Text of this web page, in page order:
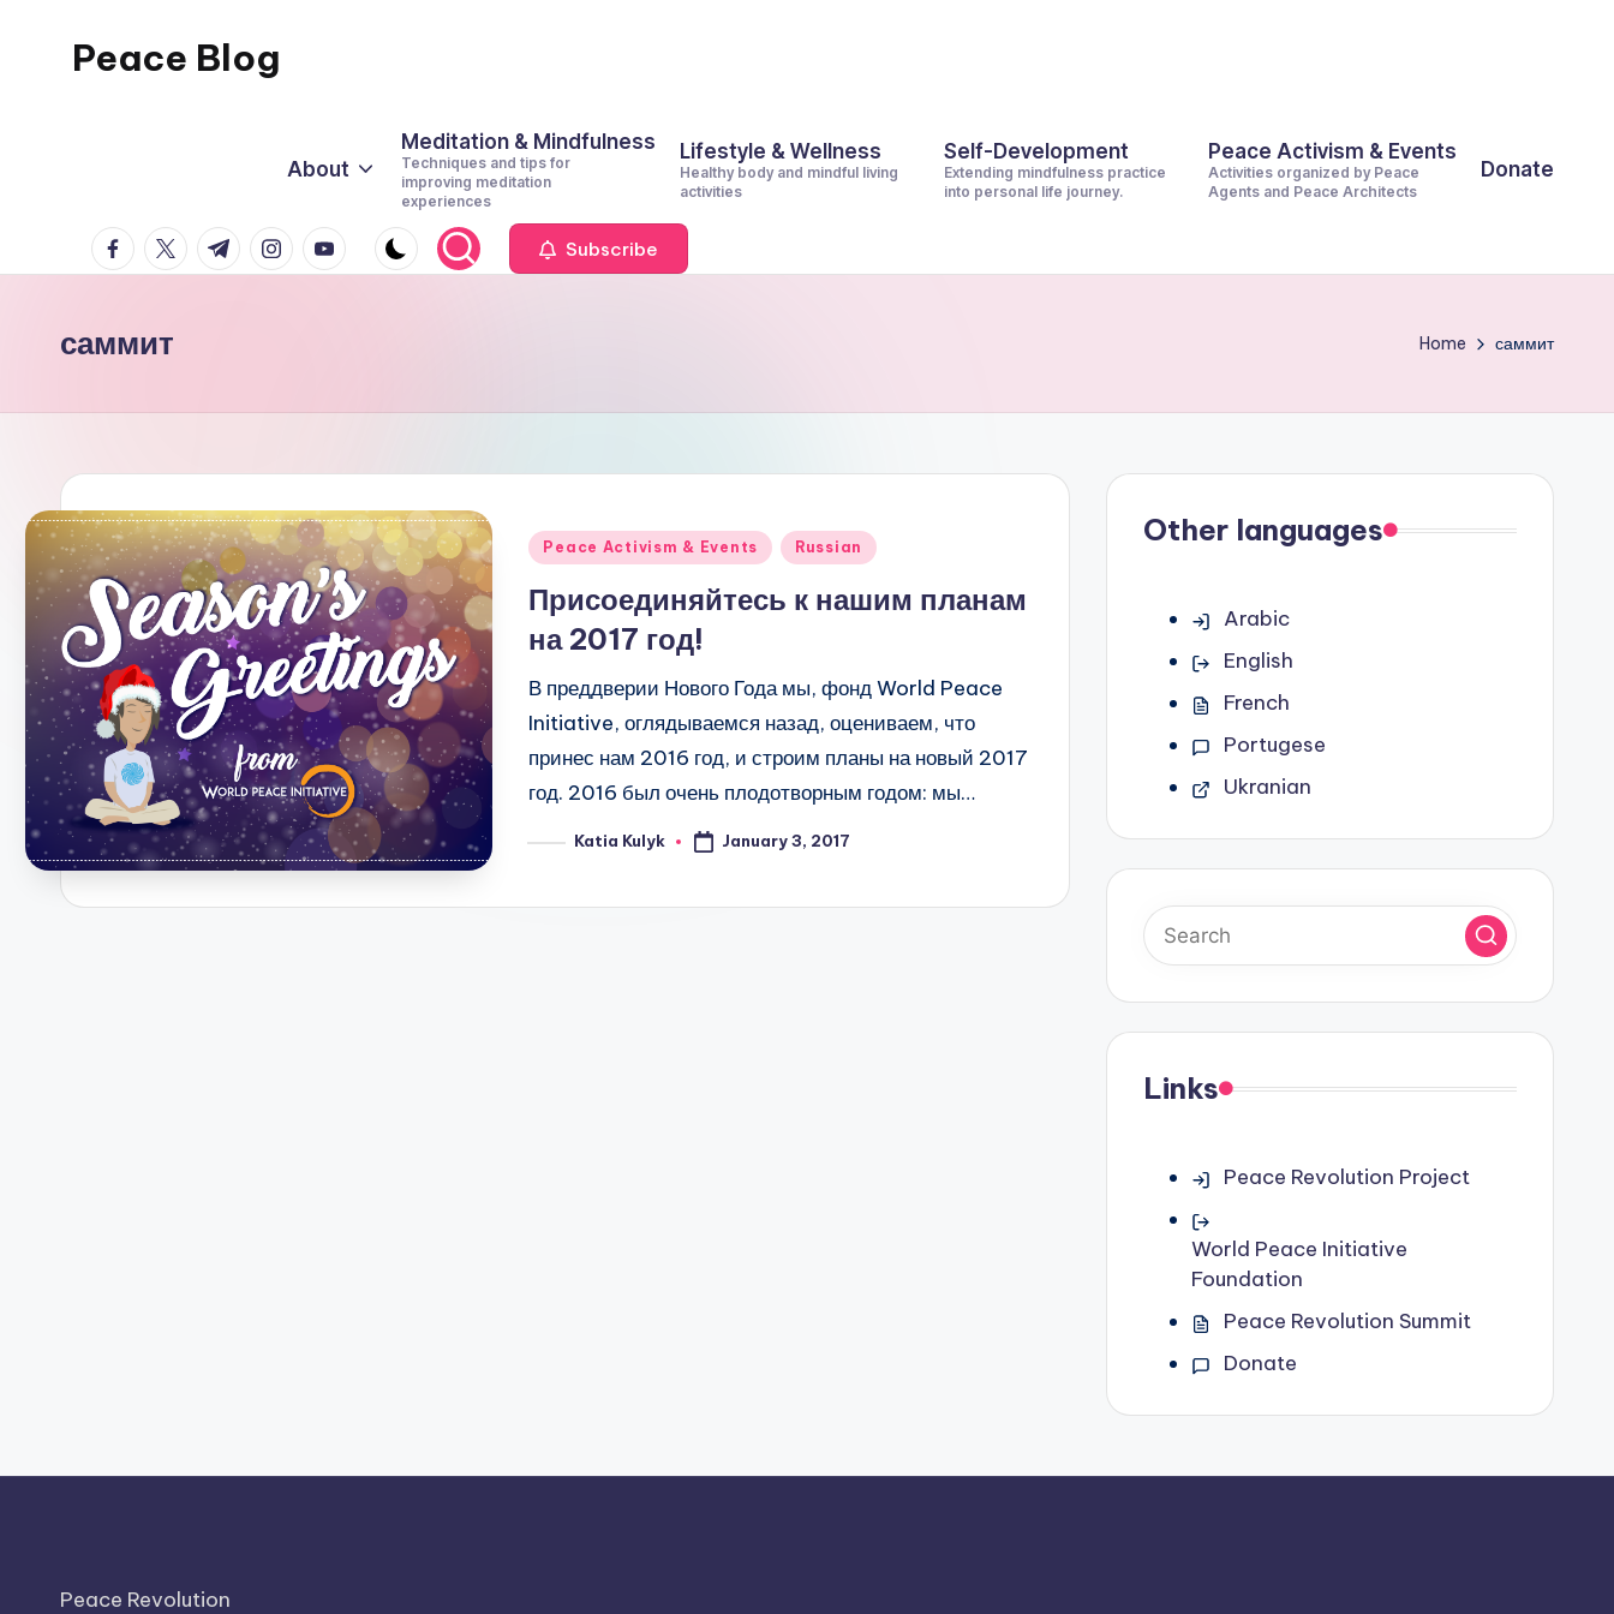
Peace Blog
This
About
Meditation & Mindfulness
Techniques and tips for
improving meditation
experiences
Lifestyle & Wellness
Healthy body and mindful living
activities
Self-Development
Extending mindfulness practice
into personal life journey.
Peace Activism & Events
Activities organized by Peace
Agents and Peace Architects
Donate
facebook.com
twitter.com
t.me instagram.com
youtube.com Subscribe
саммит Home саммит
Posted
Peace Activism & Events Russian
Присоединяйтесь к нашим планам
на 2017 год!
В преддверии Нового Года мы, фонд World Peace
Initiative, оглядываемся назад, оцениваем, что
принес нам 2016 год, и строим планы на новый 2017
год. 2016 был очень плодотворным годом: мы…
PostedKatia Kulyk January 3, 2017
Other languages
Arabic
English
French
Portugese
Ukranian
Links
Peace Revolution Project
World Peace Initiative
Foundation
Peace Revolution Summit
Donate
Peace Revolution